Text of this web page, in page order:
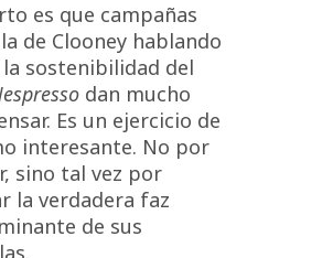
es que campañas
de Clooney hablando
sostenibilidad del
dan mucho
Es un ejercicio de
interesante. No por
sino tal vez por
la verdadera faz
de sus